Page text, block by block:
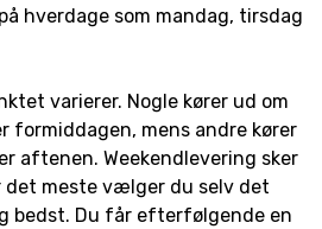
hverdage som mandag, tirsdag
varierer. Nogle kører ud om
formiddagen, mens andre kører
aftenen. Weekendlevering sker
meste vælger du selv det
bedst. Du får efterfølgende en